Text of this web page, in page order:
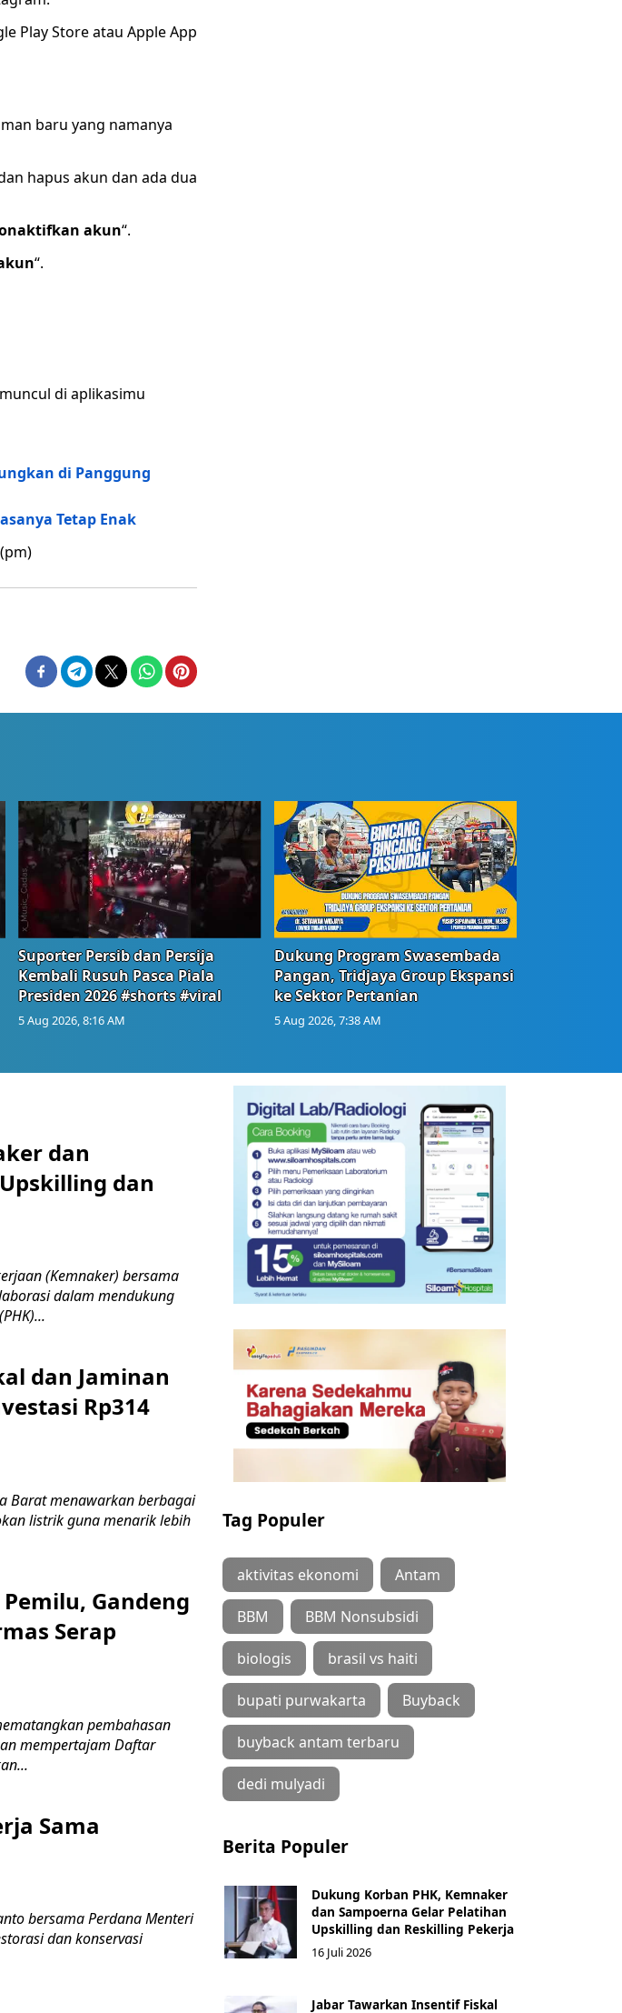
Play Store atau Apple App
baru yang namanya
hapus akun dan ada dua
akun“.
“.
di aplikasimu
di Panggung
Tetap Enak
Suporter Persib dan Persija
Kembali Rusuh Pasca Piala
Presiden 2026 #shorts #viral
5 Aug 2026, 8:16 AM
Dukung Program Swasembada
Pangan, Tridjaya Group Ekspansi
ke Sektor Pertanian
5 Aug 2026, 7:38 AM
dan
dan
(Kemnaker) bersama
dalam mendukung
dan Jaminan
Rp314
Barat menawarkan berbagai
listrik guna menarik lebih
Gandeng
Serap
pembahasan
mempertajam Daftar
Sama
bersama Perdana Menteri
dan konservasi
Tag Populer
aktivitas ekonomi Antam
BBM BBM Nonsubsidi
biologis brasil vs haiti
bupati purwakarta Buyback
buyback antam terbaru
dedi mulyadi
Berita Populer
Dukung Korban PHK, Kemnaker
dan Sampoerna Gelar Pelatihan
Upskilling dan Reskilling Pekerja
16 Juli 2026
Jabar Tawarkan Insentif Fiskal